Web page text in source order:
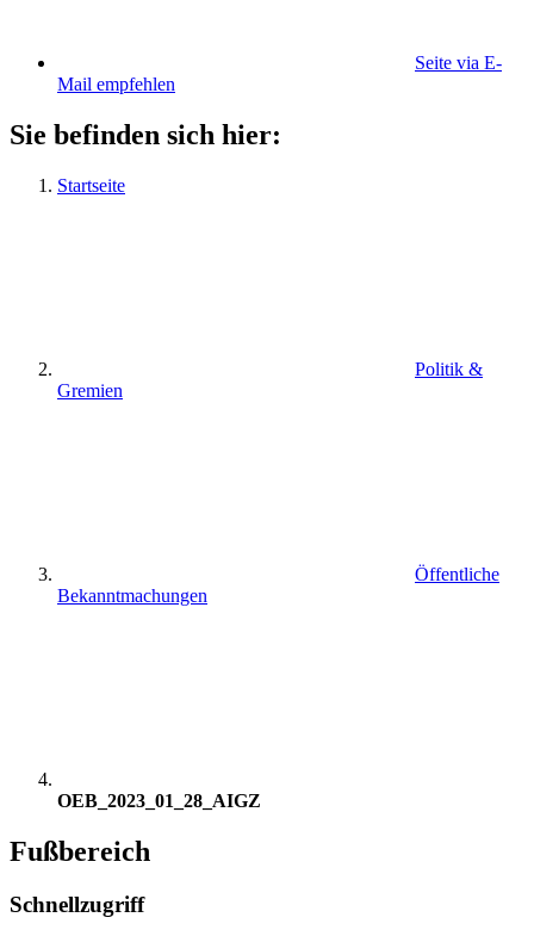
Seite via E-
Mail empfehlen
Sie befinden sich hier:
Startseite
Politik &
Gremien
Öffentliche
Bekanntmachungen
OEB_2023_01_28_AIGZ
Fußbereich
Schnellzugriff